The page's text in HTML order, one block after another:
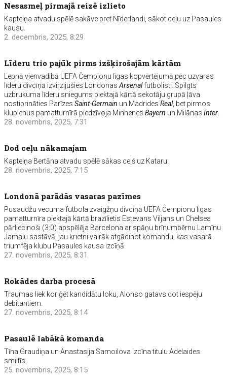
Nesasmeļ pirmajā reizē izlieto
Kapteiņa atvadu spēlē sakāve pret Nīderlandi, sākot ceļu uz Pasaules
kausu.
2. decembris, 2025, 8:29
Līderu trio pajūk pirms izšķirošajām kārtām
Lepnā vienvadībā UEFA Čempionu līgas kopvērtējumā pēc uzvaras
līderu divcīņā izvirzījušies LondonasArsenalfutbolisti. Spilgts
uzbrukuma līderu sniegums piektajā kārtā sekotāju grupā ļāva
nostiprināties ParīzesSaint-Germain un MadridesReal, bet pirmos
klupienus pamatturnīrā piedzīvoja MinhenesBayern un MilānasInter
28. novembris, 2025, 7:31
Dod ceļu nākamajam
Kapteiņa Bertāna atvadu spēlē sākas ceļš uz Kataru.
28. novembris, 2025, 7:15
Londonā parādās vasaras pazīmes
Pusaudžu vecuma futbola zvaigžņu divcīņā UEFA Čempionu līgas
pamatturnīra piektajā kārtā brazīlietis Estevans Viljans un Chelsea
pārliecinoši (3:0) apspēlēja Barcelona ar spāņu brīnumbērnu Lamīnu
Jamalu sastāvā, jau krietni vairāk atgādinot komandu, kas vasarā
triumfēja klubu Pasaules kausa izcīņā.
27. novembris, 2025, 8:31
Rokādes darba procesā
Traumas liek koriģēt kandidātu loku, Alonso gatavs dot iespēju
debitantiem.
27. novembris, 2025, 8:14
Pasaulē labākā komanda
Tīna Graudiņa un Anastasija Samoilova izcīna titulu Adelaides
smiltīs.
25. novembris, 2025, 8:15